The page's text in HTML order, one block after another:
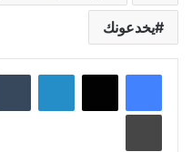
يخدعونك
لينكدإن